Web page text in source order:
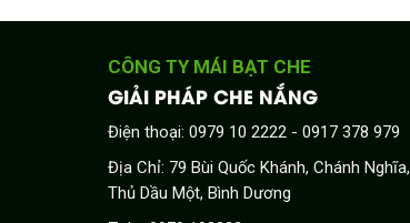
CÔNG TY MÁI BẠT CHE
GIẢI PHÁP CHE NẮNG
Điện thoại: 0979 10 2222 - 0917 378 979
Địa Chỉ: 79 Bùi Quốc Khánh, Chánh Nghĩa,
Thủ Dầu Một, Bình Dương